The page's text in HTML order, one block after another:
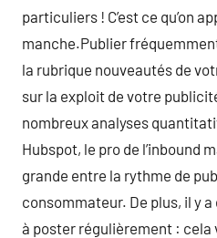
particuliers ! C’est ce qu’on
manche.Publier
la rubrique nouveautés de
sur la exploit de votre
nombreux analyses
Hubspot, le pro de l’inbound
grande entre la rythme de
consommateur. De plus, il y
à poster régulièrement : cela